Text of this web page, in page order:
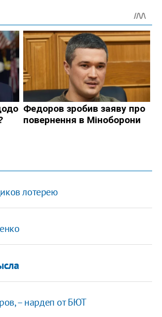
лотерею
– нардеп от БЮТ